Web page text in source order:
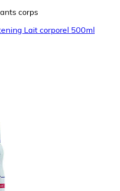
corps
Lait corporel 500ml